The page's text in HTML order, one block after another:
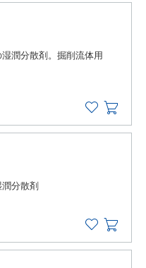
潤分散剤。掘削流体用
分散剤